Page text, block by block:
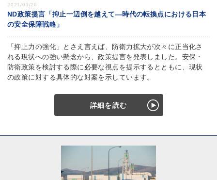
2021/03/26
ND政策提言「抑止一辺倒を越えて―時代の転換点における日本
の安全保障戦略」
「抑止力の強化」とさえ言えば、防衛力拡大が次々に正当化さ
れる現状への強い懸念から、政策提言を発表しました。安保・
防衛政策を検討する際に必要な視点を提示するとともに、現状
の政策に対する具体的な対案を示しています。
詳細を読む